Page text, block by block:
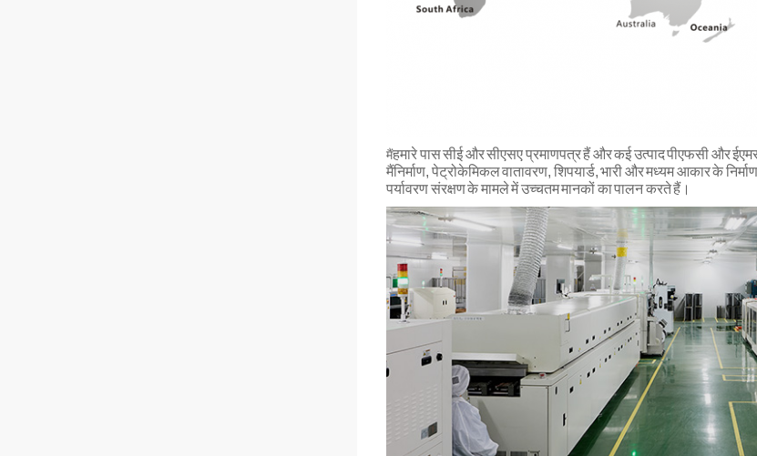
मैंहमारे पास सीई और सीएसए प्रमाणपत्र हैं और कई उत्पाद पीएफसी और
मैंनिर्माण, पेट्रोकेमिकल वातावरण, शिपयार्ड, भारी और मध्यम आकार के
पर्यावरण संरक्षण के मामले में उच्चतम मानकों का पालन करते हैं।